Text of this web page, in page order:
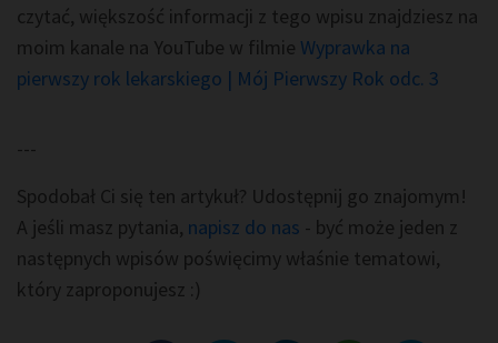
czytać, większość informacji z tego wpisu znajdziesz na
moim kanale na YouTube w filmie Wyprawka na
pierwszy rok lekarskiego | Mój Pierwszy Rok odc. 3
---
Spodobał Ci się ten artykuł? Udostępnij go znajomym!
A jeśli masz pytania, napisz do nas - być może jeden z
następnych wpisów poświęcimy właśnie tematowi,
który zaproponujesz :)